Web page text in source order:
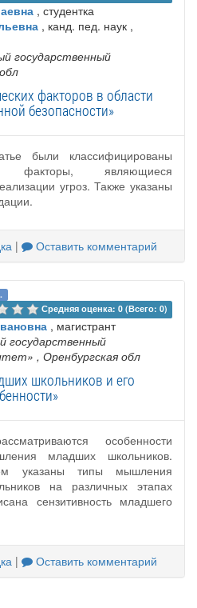
, студентка
, канд. пед. наук ,
государственный
факторов в области
безопасности»
были классифицированы
факторы, являющиеся
угроз. Также указаны
| Оставить комментарий
Средняя оценка: 0 (Всего: 0)
, магистрант
государственный
, Оренбургская обл
школьников и его
особенности
младших школьников.
указаны типы мышления
на различных этапах
сензитивность младшего
| Оставить комментарий